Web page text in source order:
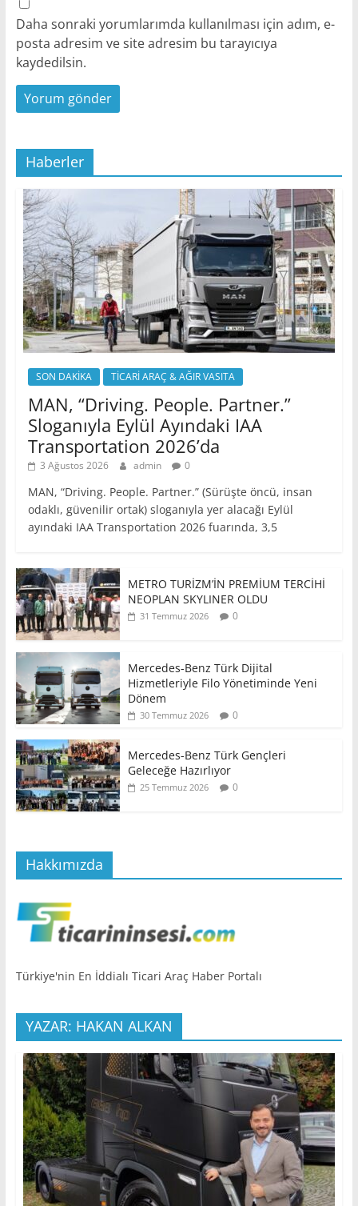
Daha sonraki yorumlarımda kullanılması için adım, e-
posta adresim ve site adresim bu tarayıcıya
kaydedilsin.
Haberler
SON DAKİKA TİCARİ ARAÇ & AĞIR VASITA
MAN, “Driving. People. Partner.”
Sloganıyla Eylül Ayındaki IAA
Transportation 2026’da
3 Ağustos 2026 admin 0
MAN, “Driving. People. Partner.” (Sürüşte öncü, insan
odaklı, güvenilir ortak) sloganıyla yer alacağı Eylül
ayındaki IAA Transportation 2026 fuarında, 3,5
METRO TURİZM’İN PREMİUM TERCİHİ
NEOPLAN SKYLINER OLDU
31 Temmuz 2026 0
Mercedes-Benz Türk Dijital
Hizmetleriyle Filo Yönetiminde Yeni
Dönem
30 Temmuz 2026 0
Mercedes-Benz Türk Gençleri
Geleceğe Hazırlıyor
25 Temmuz 2026 0
Hakkımızda
Türkiye'nin En İddialı Ticari Araç Haber Portalı
YAZAR: HAKAN ALKAN